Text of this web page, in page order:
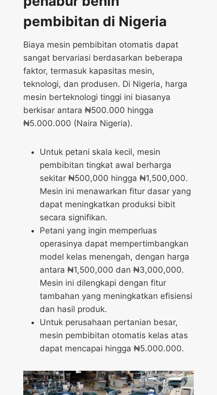
pembibitan di Nigeria
Biaya mesin pembibitan otomatis dapat
sangat bervariasi berdasarkan beberapa
faktor, termasuk kapasitas mesin,
teknologi, dan produsen. Di Nigeria, harga
mesin berteknologi tinggi ini biasanya
berkisar antara ₦500.000 hingga
₦5.000.000 (Naira Nigeria).
Untuk petani skala kecil, mesin
pembibitan tingkat awal berharga
sekitar ₦500,000 hingga ₦1,500,000.
Mesin ini menawarkan fitur dasar yang
dapat meningkatkan produksi bibit
secara signifikan.
Petani yang ingin memperluas
operasinya dapat mempertimbangkan
model kelas menengah, dengan harga
antara ₦1,500,000 dan ₦3,000,000.
Mesin ini dilengkapi dengan fitur
tambahan yang meningkatkan efisiensi
dan hasil produk.
Untuk perusahaan pertanian besar,
mesin pembibitan otomatis kelas atas
dapat mencapai hingga ₦5.000.000.